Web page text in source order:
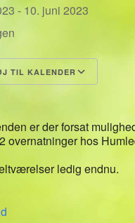
- 10. juni 2023
TIL KALENDER
er der forsat
overnatninger hos
ledig endnu.